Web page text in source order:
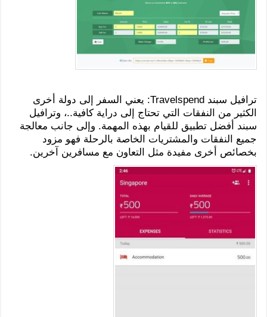
ترافيل سبند Travelspend: يعني السفر إلى دولة أخرى
الكثير من النفقات التي تحتاج إلى دراية كافية..، وترافيل
سبند أفضل تطبيق للقيام بهذه المهمة. وإلى جانب معالجة
جميع النفقات والمشتريات الخاصة بالرحلة فهو مزود
بخصائص أخرى مفيدة مثل التعاون مع مسافرين آخرين.